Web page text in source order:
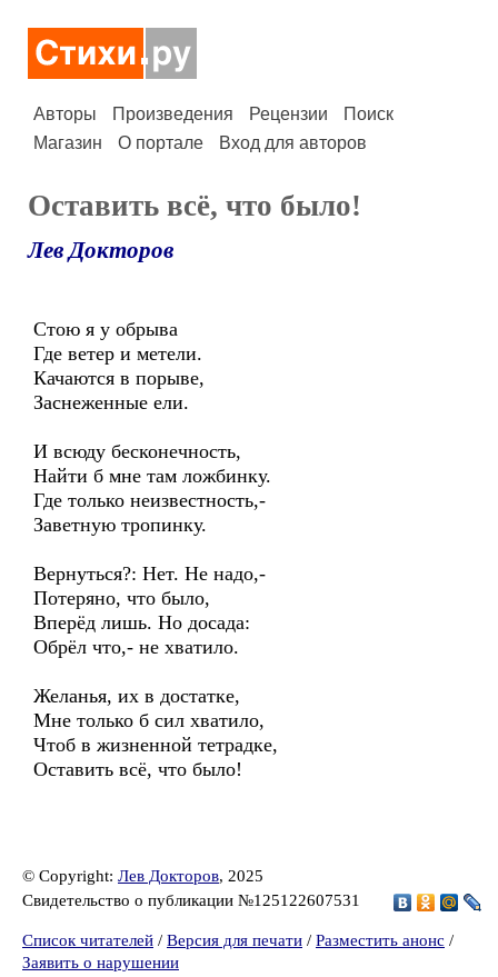
Авторы Произведения Рецензии
Поиск
Магазин
О портале Вход для авторов
Оставить всё, что было!
Лев Докторов
Стою я у обрыва
Где ветер и метели.
Качаются в порыве,
Заснеженные ели.
И всюду бесконечность,
Найти б мне там ложбинку.
Где только неизвестность,-
Заветную тропинку.
Вернуться?: Нет. Не надо,-
Потеряно, что было,
Вперёд лишь. Но досада:
Обрёл что,- не хватило.
Желанья, их в достатке,
Мне только б сил хватило,
Чтоб в жизненной тетрадке,
Оставить всё, что было!
© Copyright: Лев Докторов, 2025
Свидетельство о публикации №125122607531
Список читателей / Версия для печати / Разместить анонс /
Заявить о нарушении